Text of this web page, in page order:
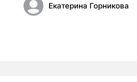
Екатерина Горникова